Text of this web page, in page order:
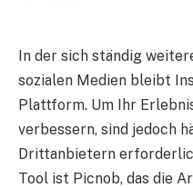
In der sich ständig
sozialen Medien bleibt
Plattform. Um Ihr
verbessern, sind jedoch
Drittanbietern
Tool ist Picnob, das die